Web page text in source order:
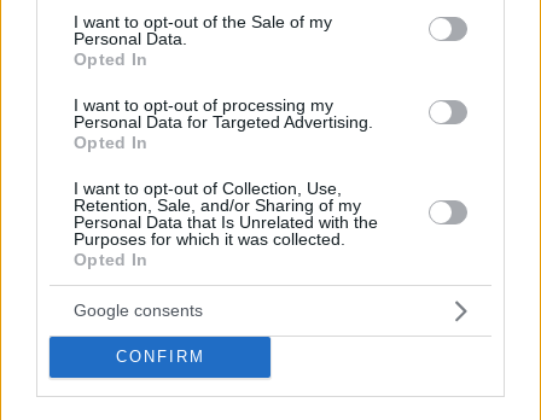
consent section.
I want to opt-out of the Sale of my
Personal Data.
Opted In
I want to opt-out of processing my
Personal Data for Targeted Advertising.
Opted In
I want to opt-out of Collection, Use,
Retention, Sale, and/or Sharing of my
Personal Data that Is Unrelated with the
Purposes for which it was collected.
Opted In
Google consents
CONFIRM
Αποκαλύφθηκε η αιτία θανάτου του 29χρονου
πρώην NBAer Μπράντον Κλαρκ
Πώς εξαργυρώνεται το ιδιωτικό πρόγραμμα
σύνταξης – Όλες οι επιλογές
08.08.2026, 00:18
Συνάντηση Ζελένσκι-Βούτσιτς στο Βελιγράδι:
Οικονομία, ασφάλεια και στο βάθος... Ρωσία
08.08.2026, 00:14
Σιροπιαστά γλυκά: Πού βρίσκουμε από τα καλύτερα
γλυκά ταψιού για το σπίτι
08.08.2026, 00:00
Υπό έλεγχο η πυρκαγιά σε ισόγειο κατάστημα στο
Παλαιό Φάληρο, εκκενώθηκε προληπτικά
07.08.2026, 23:47